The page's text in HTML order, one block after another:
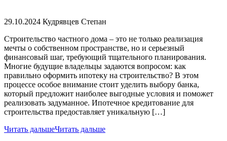
29.10.2024 Кудрявцев Степан
Строительство частного дома – это не только реализация
мечты о собственном пространстве, но и серьезный
финансовый шаг, требующий тщательного планирования.
Многие будущие владельцы задаются вопросом: как
правильно оформить ипотеку на строительство? В этом
процессе особое внимание стоит уделить выбору банка,
который предложит наиболее выгодные условия и поможет
реализовать задуманное. Ипотечное кредитование для
строительства предоставляет уникальную […]
Читать дальшеЧитать дальше